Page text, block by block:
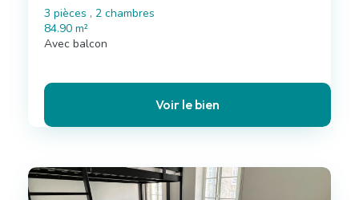
3 pièces , 2 chambres
84.90 m²
Avec balcon
Voir le bien